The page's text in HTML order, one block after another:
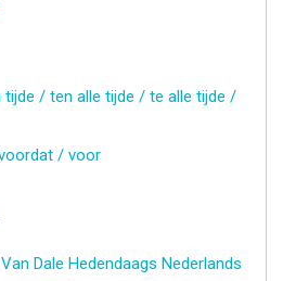
tijde / ten alle tijde / te alle tijde /
/ voor
Van Dale Hedendaags Nederlands